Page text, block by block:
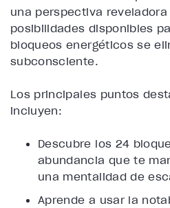
una perspectiva
posibilidades disponibles
bloqueos energéticos se
subconsciente.
Los principales puntos
incluyen:
Descubre los 24
abundancia que te
una mentalidad de
Aprende a usar la